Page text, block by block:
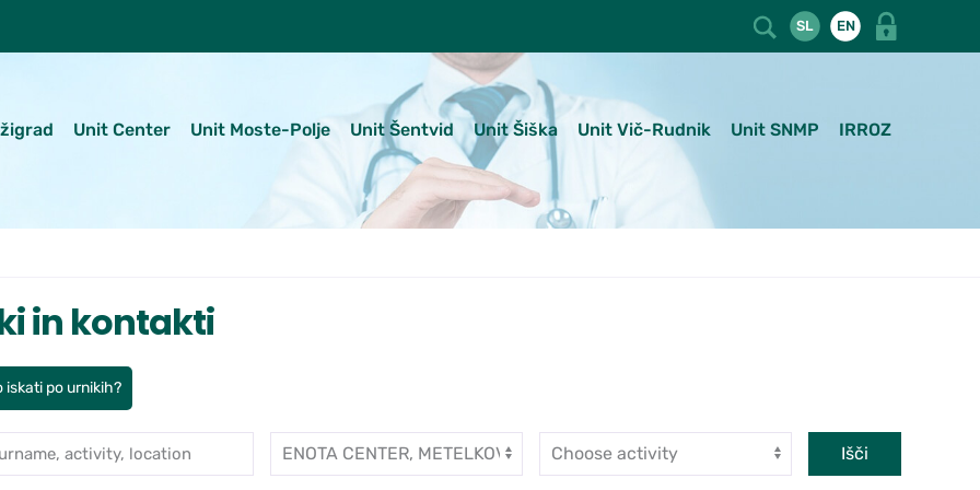
SL EN
Unit Center Unit Moste-Polje Unit Šentvid Unit Šiška Unit Vič-Rudnik Unit SNMP IRROZ
in kontakti
iskati po urnikih?
po ambulantah in zdravnikih
activity, location Enota Dejavnost Išči